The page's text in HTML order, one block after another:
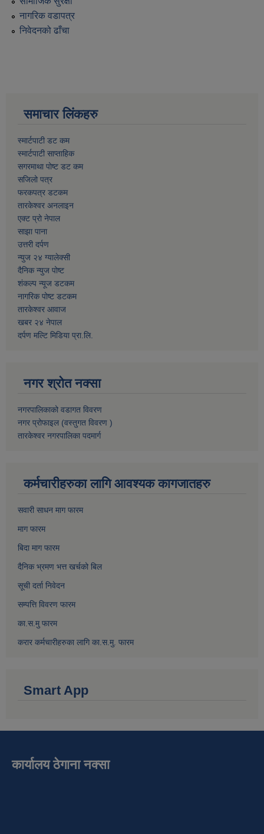
नागरिक वडापत्र
निवेदनको ढाँचा
समाचार लिंकहरु
स्मार्टपाटी डट कम
स्मार्टपाटी साप्ताहिक
सगरमाथा पोष्ट डट कम
सजिलो पत्र
फरकपत्र डटकम
तारकेश्वर अनलाइन
एक्ट प्रो नेपाल
साझा पाना
उत्तरी दर्पण
न्युज २४ ग्यालेक्सी
दैनिक न्युज पोष्ट
शंकल्प न्यूज डटकम
नागरिक पोष्ट डटकम
तारकेश्वर आवाज
खबर २४ नेपाल
दर्पण मल्टि मिडिया प्रा.लि.
नगर श्रोत नक्सा
नगरपालिकाको वडागत विवरण
नगर प्रोफाइल (वस्तुगत विवरण )
तारकेश्वर नगरपालिका पदमार्ग
कर्मचारीहरुका लागि आवश्यक कागजातहरु
सवारी साधन माग फारम
माग फारम
बिदा माग फारम
दैनिक भ्रमण भत्त खर्चको बिल
सूची दर्ता निवेदन
सम्पत्ति विवरण फारम
का.स.मु फारम
करार कर्मचारीहरुका लागि का.स.मु. फारम
Smart App
कार्यालय ठेगाना नक्सा